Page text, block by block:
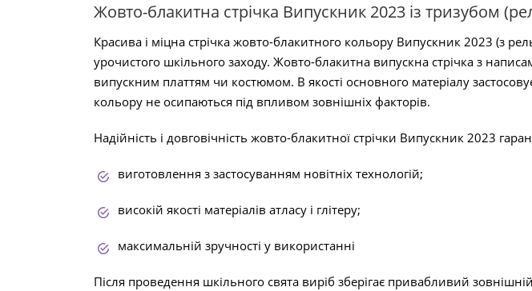
Жовто-блакитна стрічка Випускник 2023 із тризубом
Красива і міцна стрічка жовто-блакитного кольору Випускник 2023 (з
урочистого шкільного заходу. Жовто-блакитна випускна стрічка з
випускним платтям чи костюмом. В якості основного матеріалу
кольору не осипаються під впливом зовнішніх факторів.
Надійність і довговічність жовто-блакитної стрічки Випускник 2023
виготовлення з застосуванням новітніх технологій;
високій якості матеріалів атласу і глітеру;
максимальній зручності у використанні
Після проведення шкільного свята виріб зберігає привабливий